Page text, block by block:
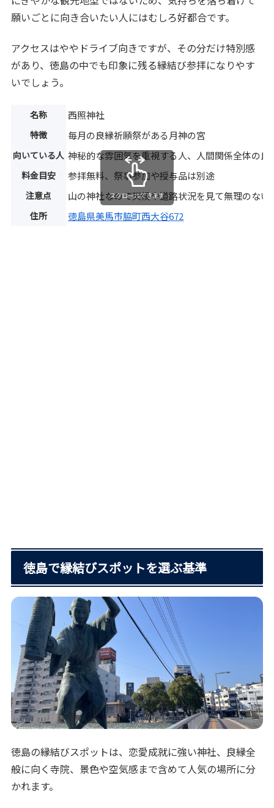
願いごとに向き合いたい人にはむしろ好都合です。
アクセスはややドライブ向きですが、その分だけ特別感
があり、徳島の中でも印象に残る縁結び参拝になりやす
いでしょう。
名称 西照神社
特徴 毎月の良縁祈願祭がある月神の宮
向いている人 神秘的な雰囲気を重視する人、人間関係全体の
料金目安 参拝無料、祭事参加や授与品は別途
注意点 山の神社なので天候や道路状況を見て無理のない
住所 徳島県美馬市脇町西大谷672
スクロールできます
徳島で縁結びスポットを選ぶ基準
徳島の縁結びスポットは、恋愛成就に強い神社、良縁全
般に向く寺院、景色や空気感まで含めて人気の場所に分
かれます。